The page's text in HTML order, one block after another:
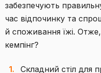
забезпечують
час відпочинку та
й споживання їжі.
кемпінг?
Складний стіл для